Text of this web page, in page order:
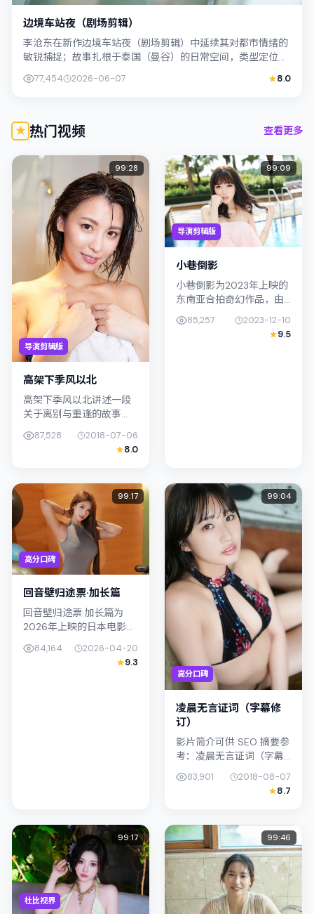
边境车站夜（剧场剪辑）
李沧东在新作边境车站夜（剧场剪辑）中延续其对都市情绪的
敏锐捕捉；故事扎根于泰国（曼谷）的日常空间，类型定位为
77,454 2026-06-07 8.0
热门视频 查看更多
导演剪辑版
99:28
高架下季风以北
高架下季风以北讲述一段
关于离别与重逢的故事
影片由杨德昌掌舵，裴斗
娜、李康生联合出演；外
纹理紧密结合，...
87,528
2018-07-06
8.0
导演剪辑版
99:09
小巷倒影
小巷倒影为2023年上映的
东南亚合拍奇幻作品，由
刁亦男执导。影片以真实
细腻的笔触描写普通人处
境，凤小岳与许光汉的对
85,257
2023-12-10
9.5
高分口碑
99:17
回音壁归途票·加长篇
回音壁归途票·加长篇为
2026年上映的日本电影剧
导。影片以真实细腻的笔
触描写普通人处境，裴斗
84,164
2026-04-20
9.3
高分口碑
99:04
凌晨无言证词（字幕修
订）
影片简介可供 SEO 摘要参
考：凌晨无言证词（字幕
修订）（2018）由滨口龙
介执导，主演凤小岳；影
片定位喜剧，叙事锚定中
命...
83,901
2018-08-07
8.7
杜比视界
99:17 99:46